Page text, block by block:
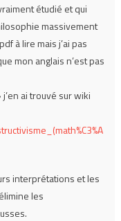
étudié et qui
massivement
à lire mais j’ai pas
mon anglais n’est pas
ai trouvé sur wiki
interprétations et les
les